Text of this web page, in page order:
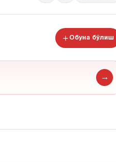
Обуна бўлиш
→